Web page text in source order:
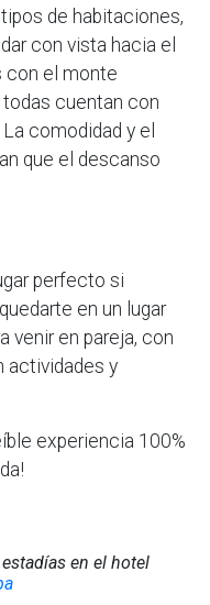
de habitaciones,
con vista hacia el
con el monte
cuentan con
comodidad y el
que el descanso
perfecto si
en un lugar
venir en pareja, con
actividades y
experiencia 100%
en el hotel